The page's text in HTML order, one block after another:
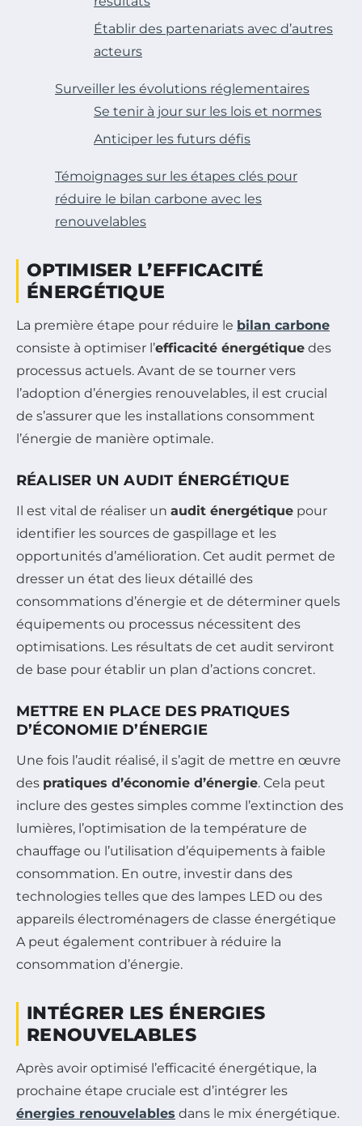
Établir des partenariats avec d’autres
acteurs
Surveiller les évolutions réglementaires
Se tenir à jour sur les lois et normes
Anticiper les futurs défis
Témoignages sur les étapes clés pour
réduire le bilan carbone avec les
renouvelables
OPTIMISER L’EFFICACITÉ
ÉNERGÉTIQUE
La première étape pour réduire le bilan carbone
consiste à optimiser l’efficacité énergétique des
processus actuels. Avant de se tourner vers
l’adoption d’énergies renouvelables, il est crucial
de s’assurer que les installations consomment
l’énergie de manière optimale.
RÉALISER UN AUDIT ÉNERGÉTIQUE
Il est vital de réaliser un audit énergétique pour
identifier les sources de gaspillage et les
opportunités d’amélioration. Cet audit permet de
dresser un état des lieux détaillé des
consommations d’énergie et de déterminer quels
équipements ou processus nécessitent des
optimisations. Les résultats de cet audit serviront
de base pour établir un plan d’actions concret.
METTRE EN PLACE DES PRATIQUES
D’ÉCONOMIE D’ÉNERGIE
Une fois l’audit réalisé, il s’agit de mettre en œuvre
des pratiques d’économie d’énergie. Cela peut
inclure des gestes simples comme l’extinction des
lumières, l’optimisation de la température de
chauffage ou l’utilisation d’équipements à faible
consommation. En outre, investir dans des
technologies telles que des lampes LED ou des
appareils électroménagers de classe énergétique
A peut également contribuer à réduire la
consommation d’énergie.
INTÉGRER LES ÉNERGIES
RENOUVELABLES
Après avoir optimisé l’efficacité énergétique, la
prochaine étape cruciale est d’intégrer les
énergies renouvelables dans le mix énergétique.